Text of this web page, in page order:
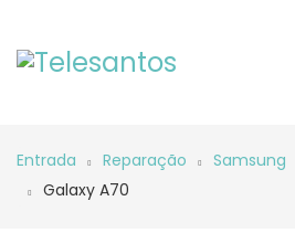
Entrada Reparação Samsung
Galaxy A70